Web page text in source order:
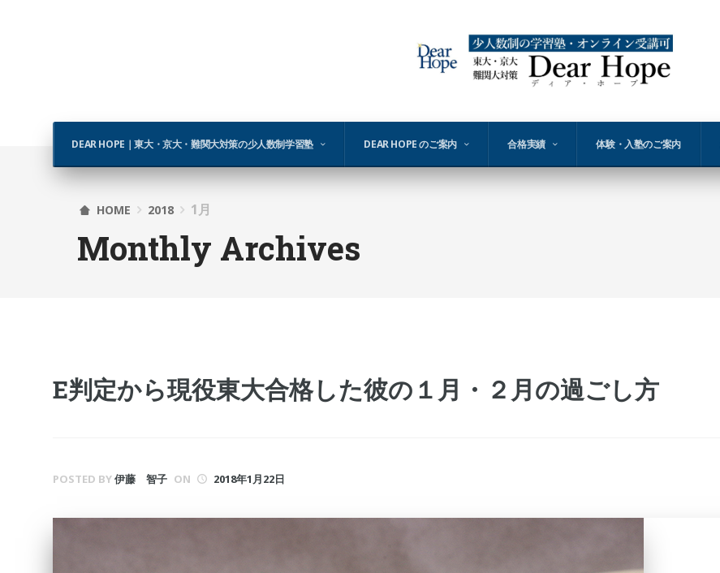
DEAR HOPE｜東大・京大・難関大対策の少人数制学習塾 DEAR HOPE のご案内 合格実績 体験・入塾のご案内
HOME 2018 1月
Monthly Archives
E判定から現役東大合格した彼の１月・２月の過ごし方
POSTED BY伊藤 智子 ON 2018年1月22日